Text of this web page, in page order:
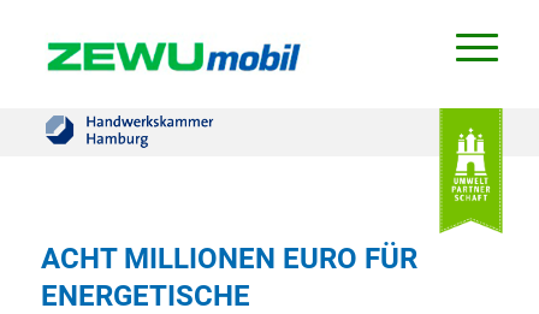
ACHT MILLIONEN EURO FÜR
ENERGETISCHE